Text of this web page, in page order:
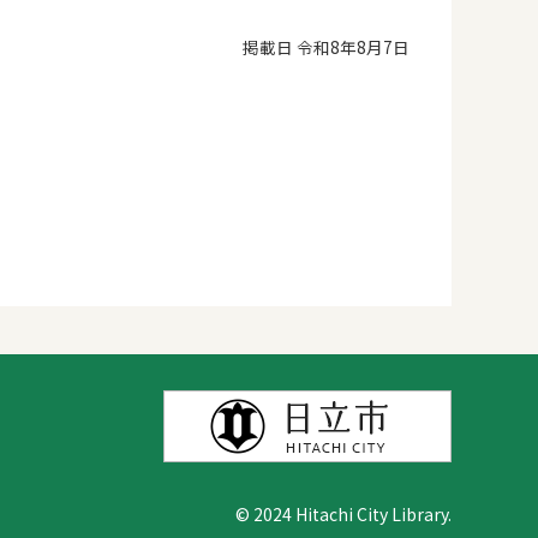
掲載日 令和8年8月7日
© 2024 Hitachi City Library.